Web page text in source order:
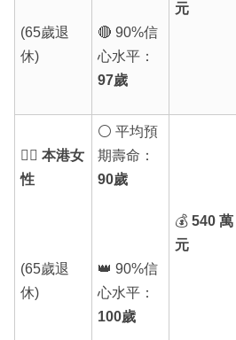
(65歲退
休)
🔴 90%信
心水平：
97歲
元
🙋‍♀️ 本港女
性
(65歲退
休)
⚪ 平均預
期壽命：
90歲
👑 90%信
心水平：
100歲
💰 540 萬
元